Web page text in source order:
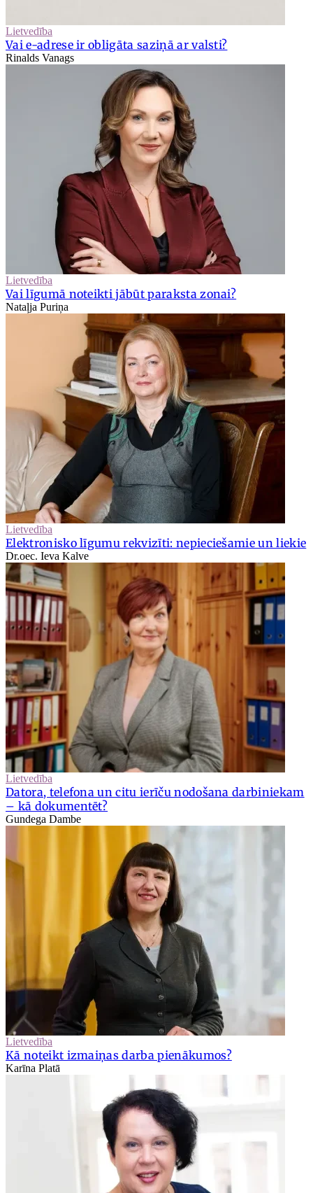
Lietvedība
Vai e-adrese ir obligāta saziņā ar valsti?
Rinalds Vanags
Lietvedība
Vai līgumā noteikti jābūt paraksta zonai?
Nataļja Puriņa
Lietvedība
Elektronisko līgumu rekvizīti: nepieciešamie un liekie
Dr.oec. Ieva Kalve
Lietvedība
Datora, telefona un citu ierīču nodošana darbiniekam
– kā dokumentēt?
Gundega Dambe
Lietvedība
Kā noteikt izmaiņas darba pienākumos?
Karīna Platā